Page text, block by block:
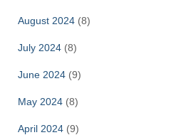
August 2024 (8)
July 2024 (8)
June 2024 (9)
May 2024 (8)
April 2024 (9)